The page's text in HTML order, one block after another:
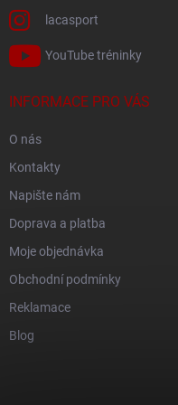
lacasport
YouTube tréninky
INFORMACE PRO VÁS
O nás
Kontakty
Napište nám
Doprava a platba
Moje objednávka
Obchodní podmínky
Reklamace
Blog